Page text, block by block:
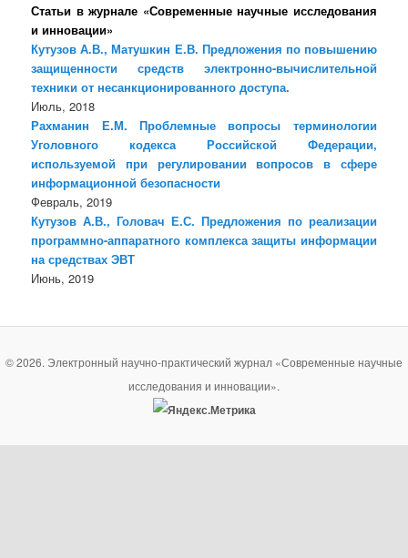
Статьи в журнале «Современные научные исследования
и инновации»
Кутузов А.В., Матушкин Е.В. Предложения по повышению
защищенности средств электронно-вычислительной
техники от несанкционированного доступа.
Июль, 2018
Рахманин Е.М. Проблемные вопросы терминологии
Уголовного кодекса Российской Федерации,
используемой при регулировании вопросов в сфере
информационной безопасности
Февраль, 2019
Кутузов А.В., Головач Е.С. Предложения по реализации
программно-аппаратного комплекса защиты информации
на средствах ЭВТ
Июнь, 2019
© 2026. Электронный научно-практический журнал «Современные научные
исследования и инновации».